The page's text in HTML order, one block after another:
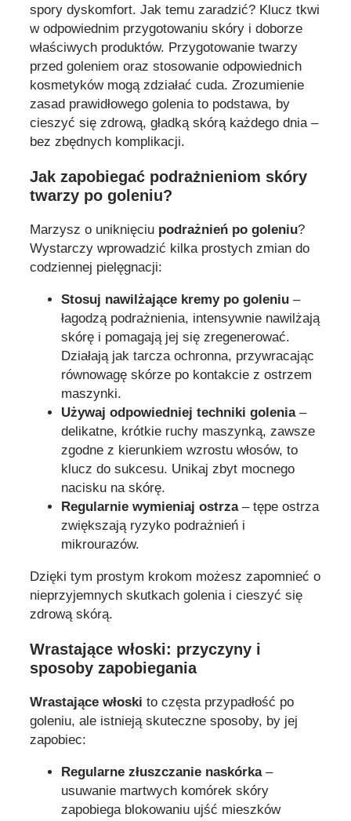
spory dyskomfort. Jak temu zaradzić? Klucz tkwi
w odpowiednim przygotowaniu skóry i doborze
właściwych produktów. Przygotowanie twarzy
przed goleniem oraz stosowanie odpowiednich
kosmetyków mogą zdziałać cuda. Zrozumienie
zasad prawidłowego golenia to podstawa, by
cieszyć się zdrową, gładką skórą każdego dnia –
bez zbędnych komplikacji.
Jak zapobiegać podrażnieniom skóry
twarzy po goleniu?
Marzysz o uniknięciu podrażnień po goleniu?
Wystarczy wprowadzić kilka prostych zmian do
codziennej pielęgnacji:
Stosuj nawilżające kremy po goleniu –
łagodzą podrażnienia, intensywnie nawilżają
skórę i pomagają jej się zregenerować.
Działają jak tarcza ochronna, przywracając
równowagę skórze po kontakcie z ostrzem
maszynki.
Używaj odpowiedniej techniki golenia–
delikatne, krótkie ruchy maszynką, zawsze
zgodne z kierunkiem wzrostu włosów, to
klucz do sukcesu. Unikaj zbyt mocnego
nacisku na skórę.
Regularnie wymieniaj ostrza– tępe ostrza
zwiększają ryzyko podrażnień i
mikrourazów.
Dzięki tym prostym krokom możesz zapomnieć o
nieprzyjemnych skutkach golenia i cieszyć się
zdrową skórą.
Wrastające włoski: przyczyny i
sposoby zapobiegania
Wrastające włoski to częsta przypadłość po
goleniu, ale istnieją skuteczne sposoby, by jej
zapobiec:
Regularne złuszczanie naskórka–
usuwanie martwych komórek skóry
zapobiega blokowaniu ujść mieszków